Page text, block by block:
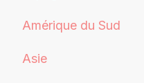
Amérique du Sud
Asie